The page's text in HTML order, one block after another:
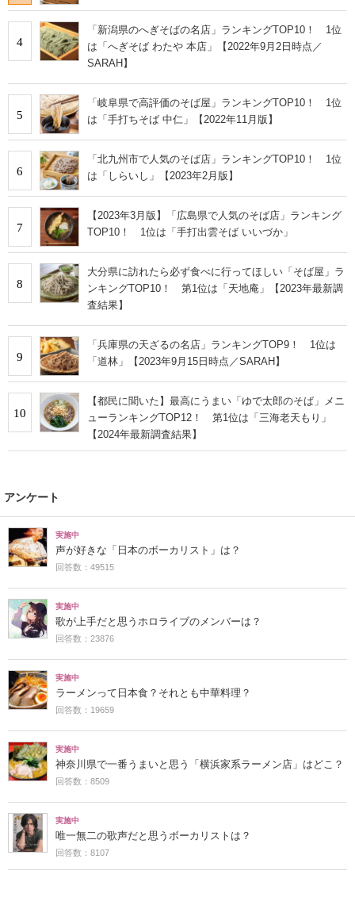
4
「新潟県のへぎそばの名店」ランキングTOP10！ 1位
は「へぎそば わたや 本店」【2022年9月2日時点／
SARAH】
5
「岐阜県で高評価のそば屋」ランキングTOP10！ 1位
は「手打ちそば 中仁」【2022年11月版】
6
「北九州市で人気のそば店」ランキングTOP10！ 1位
は「しらいし」【2023年2月版】
7
【2023年3月版】「広島県で人気のそば店」ランキング
TOP10！ 1位は「手打出雲そば いいづか」
8
大分県に訪れたら必ず食べに行ってほしい「そば屋」ラ
ンキングTOP10！ 第1位は「天地庵」【2023年最新調
査結果】
9
「兵庫県の天ざるの名店」ランキングTOP9！ 1位は
「道林」【2023年9月15日時点／SARAH】
10
【都民に聞いた】最高にうまい「ゆで太郎のそば」メニ
ューランキングTOP12！ 第1位は「三海老天もり」
【2024年最新調査結果】
アンケート
実施中
声が好きな「日本のボーカリスト」は？
回答数：49515
実施中
歌が上手だと思うホロライブのメンバーは？
回答数：23876
実施中
ラーメンって日本食？それとも中華料理？
回答数：19659
実施中
神奈川県で一番うまいと思う「横浜家系ラーメン店」はどこ？
回答数：8509
実施中
唯一無二の歌声だと思うボーカリストは？
回答数：8107